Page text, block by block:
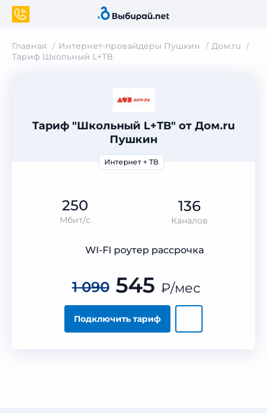
Главная Интернет-провайдеры Пушкин
Дом.ru
Тариф Школьный L+ТВ
Тариф "Школьный L+ТВ" от Дом.ru
Пушкин
Интернет + ТВ
250
Мбит/с
136
Каналов
WI-FI роутер рассрочка
Подключить тариф
1 090 545 ₽/мес